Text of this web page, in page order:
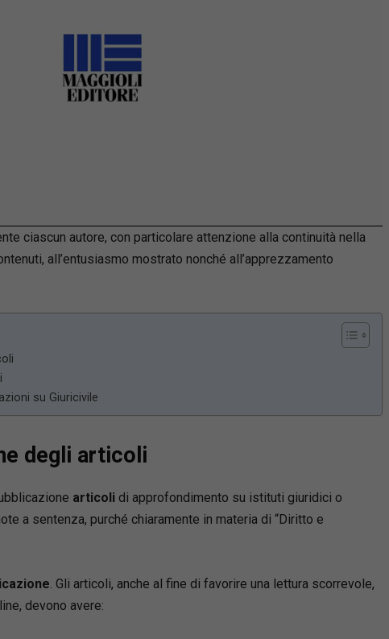
66.17%
ciascun autore, con particolare attenzione alla continuità nella
all’entusiasmo mostrato nonché all’apprezzamento
su Giuricivile
degli articoli
articoli di approfondimento su istituti giuridici o
a sentenza, purché chiaramente in materia di “Diritto e
. Gli articoli, anche al fine di favorire una lettura scorrevole,
devono avere: